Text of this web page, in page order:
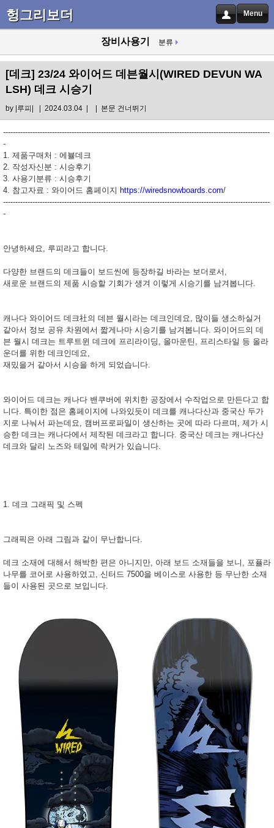
헝그리보더 Menu
장비사용기 분류
[데크] 23/24 와이어드 데븐월시(WIRED DEVUN WA
LSH) 데크 시승기
by |루피|| 2024.03.04 | | 본문 건너뛰기
-------------------------------------------------------------------------------------------------------------
-
1. 제품구매처 : 에뷸데크
2. 작성자신분 : 시승후기
3. 사용기분류 : 시승후기
4. 참고자료 : 와이어드 홈페이지 https://wiredsnowboards.com/
-------------------------------------------------------------------------------------------------------------
-
안녕하세요, 루피라고 합니다.
다양한 브랜드의 데크들이 보드씬에 등장하길 바라는 보더로서,
새로운 브랜드의 제품 시승할 기회가 생겨 이렇게 시승기를 남겨봅니다.
캐나다 와이어드 데크社의 데븐 월시라는 데크인데요, 많이들 생소하실거
같아서 정보 공유 차원에서 짧게나마 시승기를 남겨봅니다. 와이어드의 데
븐 월시 데크는 트루트윈 데크에 프리라이딩, 올마운틴, 프리스타일 등 올라
운더를 위한 데크인데요,
재밌을거 같아서 시승을 하게 되었습니다.
와이어드 데크는 캐나다 밴쿠버에 위치한 공장에서 수작업으로 만든다고 합
니다. 특이한 점은 홈페이지에 나와있듯이 데크를 캐나다산과 중국산 두가
지로 나눠서 파는데요, 캠버프로파일이 생산하는 곳에 따라 다르며, 제가 시
승한 데크는 캐나다에서 제작된 데크라고 합니다. 중국산 데크는 캐나다산
데크와 달리 노즈와 테일에 락커가 있습니다.
1. 데크 그래픽 및 스펙
그래픽은 아래 그림과 같이 무난합니다.
데크 소재에 대해서 해박한 편은 아니지만, 아래 보드 소재들을 보니, 포퓰라
나무를 코어로 사용하였고, 신터드 7500을 베이스로 사용한 등 무난한 소재
들이 사용된 곳으로 보입니다.